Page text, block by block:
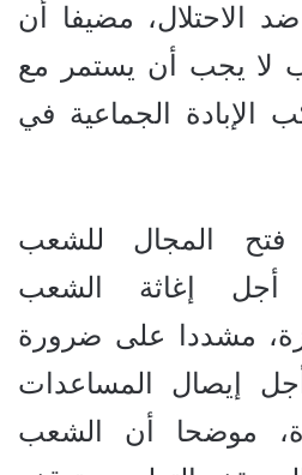
الاحتلال، مضيفا أن
لا يجب أن يستمر مع
الإبادة الجماعية في
المجال للشعب
أجل إغاثة الشعب
مشددا على ضرورة
إيصال المساعدات
موضحا أن الشعب